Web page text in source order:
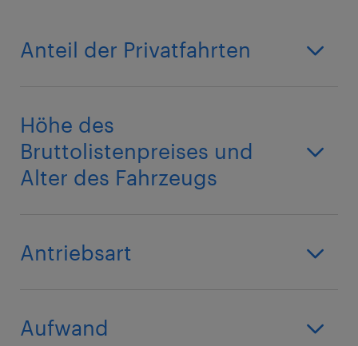
Anteil der Privatfahrten
Höhe des
Bruttolistenpreises und
Alter des Fahrzeugs
Antriebsart
Aufwand